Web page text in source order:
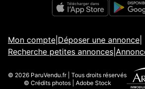
Mon compte Déposer une annonce
Recherche petites annonces
© 2026 ParuVendu.fr | Tous droits réservés
© Crédits photos | Adobe Stock